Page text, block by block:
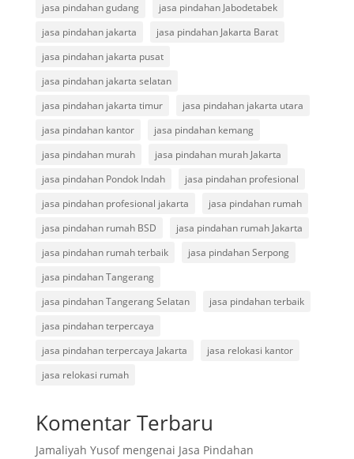
jasa pindahan gudang
jasa pindahan Jabodetabek
jasa pindahan jakarta
jasa pindahan Jakarta Barat
jasa pindahan jakarta pusat
jasa pindahan jakarta selatan
jasa pindahan jakarta timur
jasa pindahan jakarta utara
jasa pindahan kantor
jasa pindahan kemang
jasa pindahan murah
jasa pindahan murah Jakarta
jasa pindahan Pondok Indah
jasa pindahan profesional
jasa pindahan profesional jakarta
jasa pindahan rumah
jasa pindahan rumah BSD
jasa pindahan rumah Jakarta
jasa pindahan rumah terbaik
jasa pindahan Serpong
jasa pindahan Tangerang
jasa pindahan Tangerang Selatan
jasa pindahan terbaik
jasa pindahan terpercaya
jasa pindahan terpercaya Jakarta
jasa relokasi kantor
jasa relokasi rumah
Komentar Terbaru
Jamaliyah Yusofmengenai Jasa Pindahan